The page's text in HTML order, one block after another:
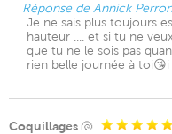
Réponse de Annick
Je ne sais plus toujours
hauteur .... et si tu ne
que tu ne le sois pas
rien belle journée à toi😘i
Coquillages 🐚